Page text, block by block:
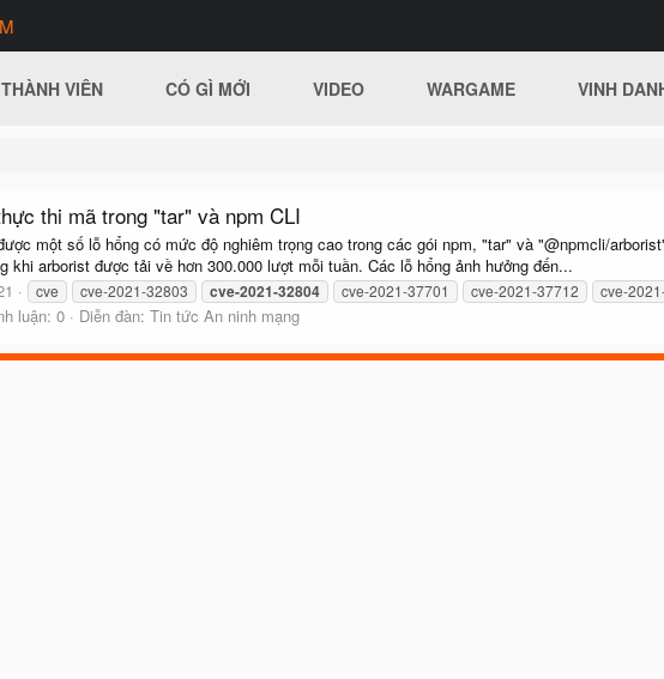
THÀNH VIÊN CÓ GÌ MỚI VIDEO WARGAME VINH
thi mã trong "tar" và npm CLI
một số lỗ hổng có mức độ nghiêm trọng cao trong các gói npm, "tar" và "@npmcli/
khi arborist được tải về hơn 300.000 lượt mỗi tuần. Các lỗ hổng ảnh hưởng đến...
cve cve-2021-32803 cve-2021-32804 cve-2021-37701 cve-2021-37712 cve-
luận: 0 Diễn đàn: Tin tức An ninh mạng